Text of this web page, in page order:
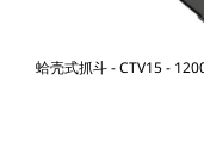
蛤壳式抓斗 - CTV15 -